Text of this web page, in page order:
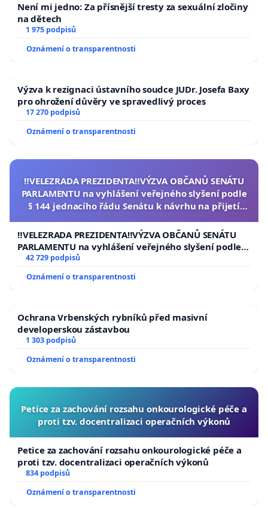
Není mi jedno: Za přísnější tresty za sexuální zločiny
na dětech
1 975 podpisů
Oznámení o transparentnosti
Výzva k rezignaci ústavního soudce JUDr. Josefa Baxy
pro ohrožení důvěry ve spravedlivý proces
17 270 podpisů
Oznámení o transparentnosti
‼️VELEZRADA PREZIDENTA‼️VÝZVA OBČANŮ SENÁTU
PARLAMENTU na vyhlášení veřejného slyšení podle
§ 144 jednacího řádu Senátu k návrhu na přijetí
republiky
‼️VELEZRADA PREZIDENTA‼️VÝZVA OBČANŮ SENÁTU
PARLAMENTU na vyhlášení veřejného slyšení podle §
144 jednacího řádu Senátu k návrhu na přijetí
usnesení k podání ústavní žaloby na prezidenta
republiky
42 729 podpisů
Oznámení o transparentnosti
Ochrana Vrbenských rybníků před masivní
developerskou zástavbou
1 303 podpisů
Oznámení o transparentnosti
Petice za zachování rozsahu onkourologické péče a
proti tzv. docentralizaci operačních výkonů
Petice za zachování rozsahu onkourologické péče a
proti tzv. docentralizaci operačních výkonů
834 podpisů
Oznámení o transparentnosti